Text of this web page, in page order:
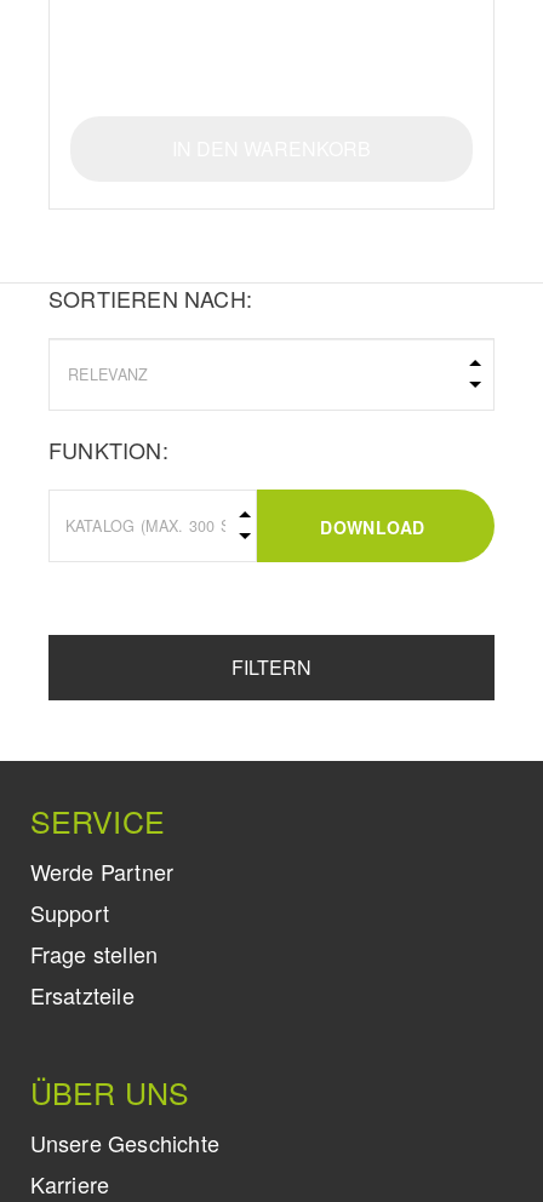
SORTIEREN NACH:
FUNKTION:
DOWNLOAD
FILTERN
SERVICE
Werde Partner
Support
Frage stellen
Ersatzteile
ÜBER UNS
Unsere Geschichte
Karriere